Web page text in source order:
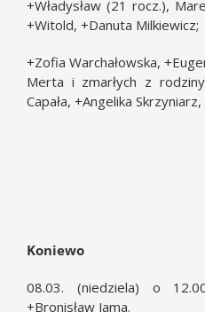
+Władysław (21 rocz.),
+Witold, +Danuta Milkiewicz;
+Zofia Warchałowska,
Merta i zmarłych z
Capała, +Angelika
Koniewo
08.03. (niedziela) o
+Bronisław Jama.